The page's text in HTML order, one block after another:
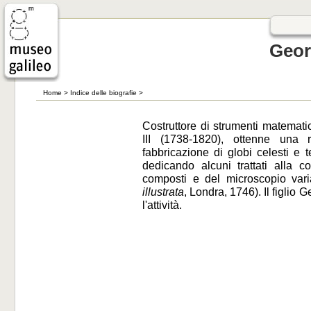
Home > Indice delle biografie >
Costruttore di strumenti
III (1738-1820), ottenne una
fabbricazione di globi celesti e
dedicando alcuni trattati alla
composti e del microscopio
illustrata, Londra, 1746). Il figlio
l'attività.